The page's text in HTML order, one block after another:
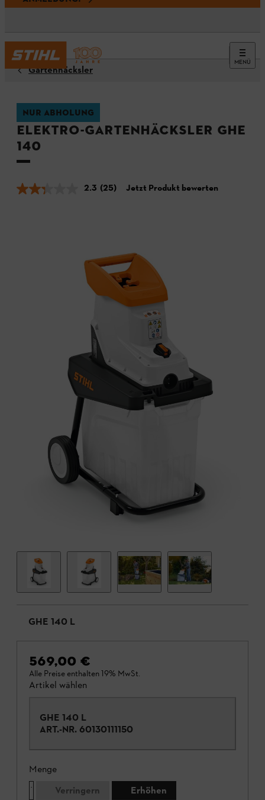
MENÜ
Gartenhäcksler
NUR ABHOLUNG
Elektro-Gartenhäcksler GHE
140
2.3 (25) Jetzt Produkt bewerten
GHE 140 L
569,00 €
Alle Preise enthalten 19% MwSt.
Artikel wählen
GHE 140 L
ART.-NR. 60130111150
Menge
Verringern
Erhöhen